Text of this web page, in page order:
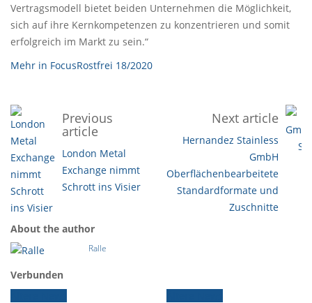
Vertragsmodell bietet beiden Unternehmen die Möglichkeit,
sich auf ihre Kernkompetenzen zu konzentrieren und somit
erfolgreich im Markt zu sein.“
Mehr in FocusRostfrei 18/2020
Previous
article
London Metal
Exchange nimmt
Schrott ins Visier
Next article
Hernandez Stainless
GmbH
Oberflächenbearbeitete
Standardformate und
Zuschnitte
About the author
Ralle
Verbunden